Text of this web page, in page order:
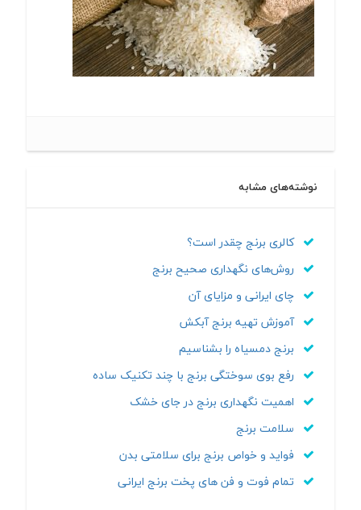
نوشته‌های مشابه
کالری برنج چقدر است؟
روش‌های نگهداری صحیح برنج
چای ایرانی و مزایای آن
آموزش تهیه برنج آبکش
برنج دمسیاه را بشناسیم
رفع بوی سوختگی برنج با چند تکنیک ساده
اهمیت نگهداری برنج در جای خشک
سلامت برنج
فواید و خواص برنج برای سلامتی بدن
تمام فوت و فن های پخت برنج ایرانی